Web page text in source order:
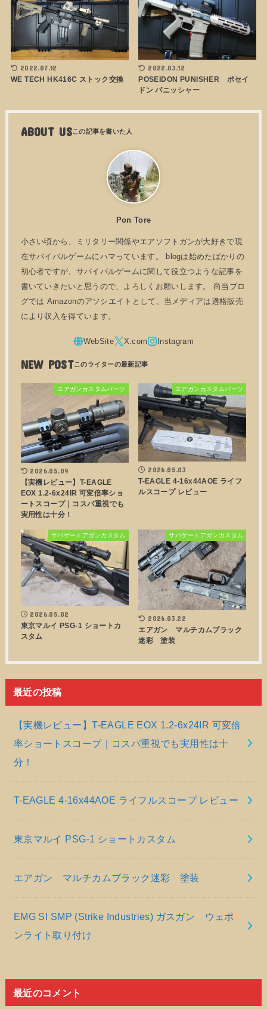
2022.07.12
WE TECH HK416C ストック交換
2022.03.12
POSEIDON PUNISHER ポセイ
ドン パニッシャー
ABOUT US
Pon Tore
小さい頃から、ミリタリー関係やエアソフトガンが大好きで現
在サバイバルゲームにハマっています。 blogは始めたばかりの
初心者ですが、サバイバルゲームに関して役立つような記事を
書いていきたいと思うので、よろしくお願いします。 尚当ブロ
グでは Amazonのアソシエイトとして、当メディアは適格販売
により収入を得ています。
NEW POST
エアガンカスタムパーツ
2026.05.09
【実機レビュー】T-EAGLE
EOX 1.2-6x24IR 可変倍率ショ
ートスコープ｜コスパ重視でも
実用性は十分！
エアガンカスタムパーツ
2026.05.03
T-EAGLE 4-16x44AOE ライフ
ルスコープ レビュー
サバゲーエアガンカスタム
2026.05.02
東京マルイ PSG-1 ショートカ
スタム
サバゲーエアガンカスタム
2026.03.22
エアガン マルチカムブラック
迷彩 塗装
最近の投稿
【実機レビュー】T-EAGLE EOX 1.2-6x24IR 可変倍
率ショートスコープ｜コスパ重視でも実用性は十
分！
T-EAGLE 4-16x44AOE ライフルスコープ レビュー
東京マルイ PSG-1 ショートカスタム
エアガン マルチカムブラック迷彩 塗装
EMG SI SMP (Strike Industries) ガスガン ウェポ
ンライト取り付け
最近のコメント